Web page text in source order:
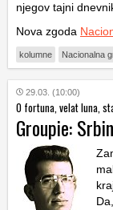
njegov tajni
Nova zgoda
kolumne Nacionalna
29.03. (10:00)
O fortuna, velat luna,
Groupie: